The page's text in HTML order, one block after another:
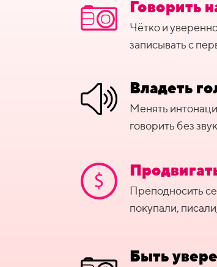
Владеть
Чётко и
записывать с
Говорить
Быть
Менять
говорить без
Преподносить
покупали,